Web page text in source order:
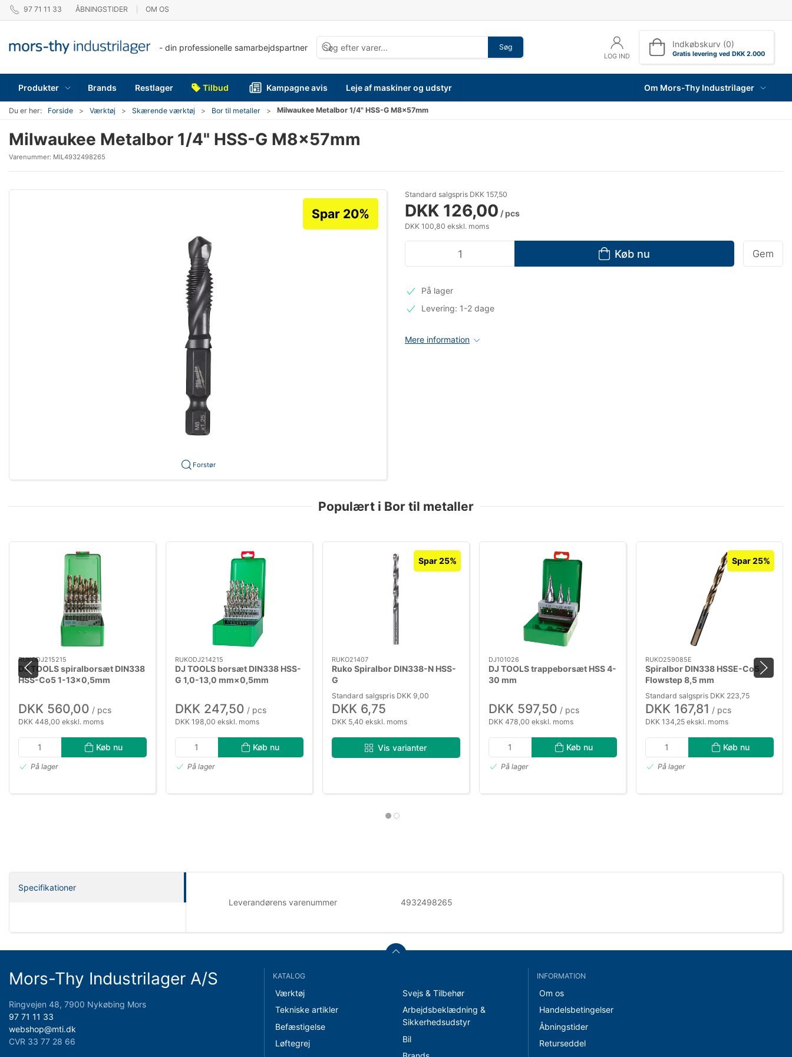
97 71 11 33 ÅBNINGSTIDER OM OS
- din professionelle samarbejdspartner Søg
LOG IND
Indkøbskurv (0)
Gratis levering ved DKK 2.000
Produkter Brands Restlager Tilbud Kampagne avis Leje af maskiner og udstyr Om Mors-Thy Industrilager
Du er her: Forside Værktøj Skærende værktøj Bor til metaller Milwaukee Metalbor 1/4" HSS-G M8x57mm
Milwaukee Metalbor 1/4" HSS-G M8x57mm
Varenummer: MIL4932498265
Forstør
Spar 20%
Standard salgspris DKK 157,50
DKK 126,00 / pcs
DKK 100,80 ekskl. moms
Køb nu Gem
På lager
Levering: 1-2 dage
Mere information
Populært i Bor til metaller
RUKODJ215215
DJ TOOLS spiralborsæt DIN338
HSS-Co5 1-13×0,5mm
DKK 560,00 / pcs
DKK 448,00 ekskl. moms
Køb nu
På lager
RUKODJ214215
DJ TOOLS borsæt DIN338 HSS-
G 1,0-13,0 mm×0,5mm
DKK 247,50 / pcs
DKK 198,00 ekskl. moms
Køb nu
På lager
Spar 25%
RUKO21407
Ruko Spiralbor DIN338-N HSS-
G
Standard salgspris DKK 9,00
DKK 6,75
DKK 5,40 ekskl. moms
Vis varianter
DJ101026
DJ TOOLS trappeborsæt HSS 4-
30 mm
DKK 597,50 / pcs
DKK 478,00 ekskl. moms
Køb nu
På lager
Spar 25%
RUKO259085E
Spiralbor DIN338 HSSE-Co5
Flowstep 8,5 mm
Standard salgspris DKK 223,75
DKK 167,81 / pcs
DKK 134,25 ekskl. moms
Køb nu
På lager
Specifikationer
Leverandørens varenummer
4932498265
Mors-Thy Industrilager A/S
Ringvejen 48, 7900 Nykøbing Mors
97 71 11 33
webshop@mti.dk
CVR 33 77 28 66
KATALOG
Værktøj
Tekniske artikler
Befæstigelse
Løftegrej
Svejs & Tilbehør
Arbejdsbeklædning &
Sikkerhedsudstyr
Bil
INFORMATION
Om os
Handelsbetingelser
Åbningstider
Returseddel